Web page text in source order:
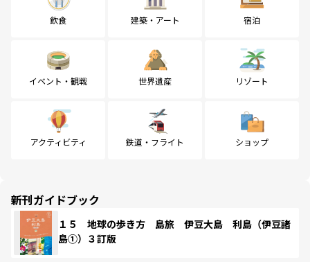
飲食 建築・アート 宿泊
イベント・観戦 世界遺産 リゾート
アクティビティ 鉄道・フライト ショップ
新刊ガイドブック
１５ 地球の歩き方 島旅 伊豆大島 利島（伊豆諸
島①）３訂版